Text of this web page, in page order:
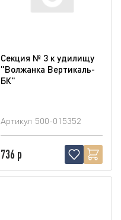
Секция № 3 к удилищу
"Волжанка Вертикаль-
БК"
Артикул 500-015352
736 р